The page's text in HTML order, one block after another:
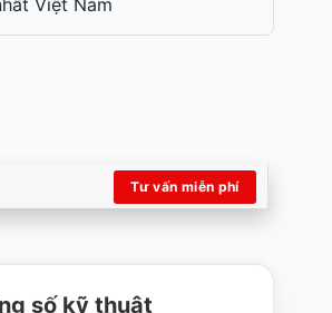
Việt Nam
Tư vấn miễn phí
số kỹ thuật